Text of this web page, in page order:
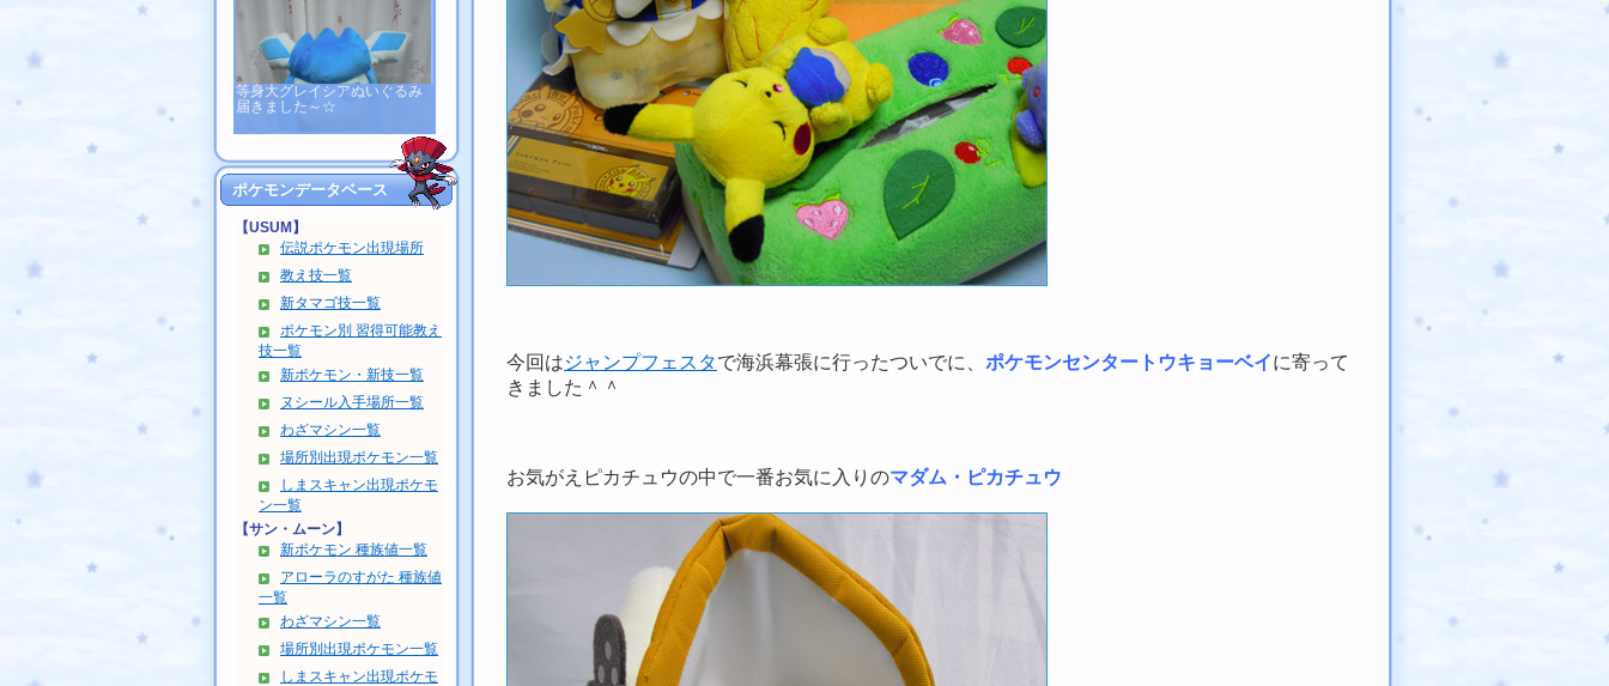
等身大グレイシアぬいぐるみ
届きました～☆
ポケモンデータベース
【USUM】
伝説ポケモン出現場所
教え技一覧
新タマゴ技一覧
ポケモン別 習得可能教え
技一覧
新ポケモン・新技一覧
ヌシール入手場所一覧
わざマシン一覧
場所別出現ポケモン一覧
しまスキャン出現ポケモ
ン一覧
【サン・ムーン】
新ポケモン 種族値一覧
アローラのすがた 種族値
一覧
わざマシン一覧
場所別出現ポケモン一覧
しまスキャン出現ポケモ
今回はジャンプフェスタで海浜幕張に行ったついでに、 ポケモンセンタートウキョーベイに寄って
きました＾＾
お気がえピカチュウの中で一番お気に入りのマダム・ピカチュウ